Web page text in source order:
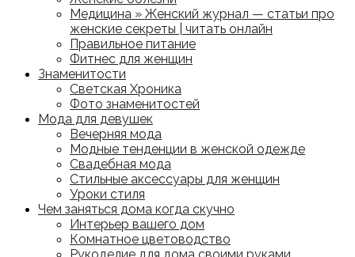
Медицина » Женский журнал — статьи про
женские секреты | читать онлайн
Правильное питание
Фитнес для женщин
Знаменитости
Светская Хроника
Фото знаменитостей
Мода для девушек
Вечерняя мода
Модные тенденции в женской одежде
Свадебная мода
Стильные аксессуары для женщин
Уроки стиля
Чем заняться дома когда скучно
Интерьер вашего дом
Комнатное цветоводство